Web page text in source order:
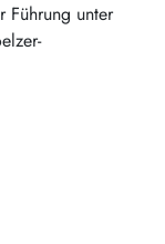
Führung unter